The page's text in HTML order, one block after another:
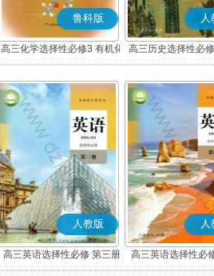
鲁科版
高三化学选择性必修3 有机化
学基础
人
高三历史选择性必
流与传播(部
人教版
高三英语选择性必修 第三册
人
高三英语选择性必